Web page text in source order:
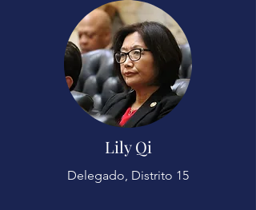
Lily Qi
Delegado, Distrito 15